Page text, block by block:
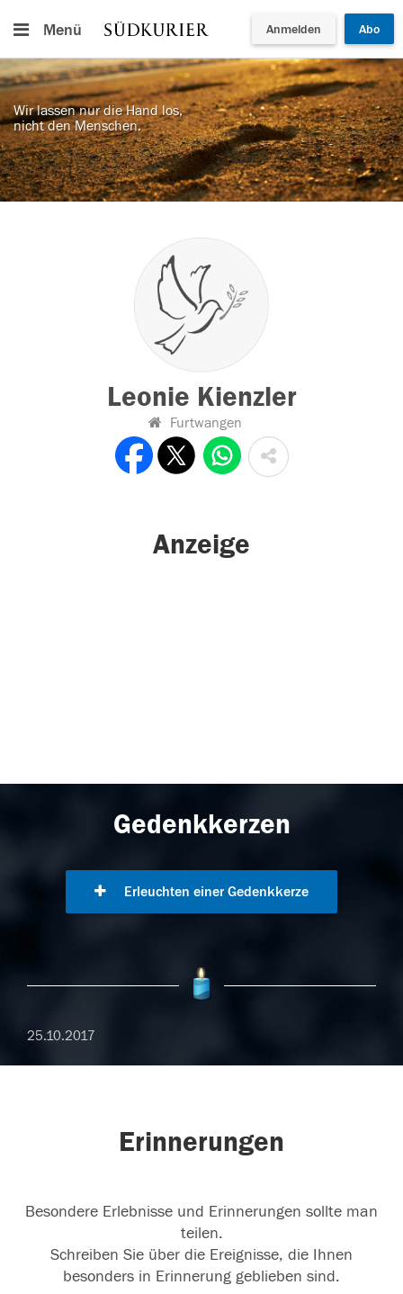
Menü Anmelden Abo
Wir lassen nur die Hand los,
nicht den Menschen.
Leonie Kienzler
Furtwangen
Anzeige
Gedenkkerzen
Erleuchten einer Gedenkkerze
25.10.2017
Erinnerungen
Besondere Erlebnisse und Erinnerungen sollte man
teilen.
Schreiben Sie über die Ereignisse, die Ihnen
besonders in Erinnerung geblieben sind.